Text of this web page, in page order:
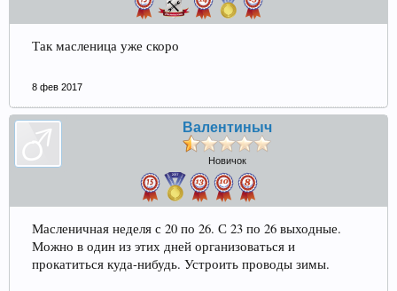
Так масленица уже скоро
8 фев 2017
Валентиныч
Новичок
Масленичная неделя с 20 по 26. С 23 по 26 выходные.
Можно в один из этих дней организоваться и
прокатиться куда-нибудь. Устроить проводы зимы.